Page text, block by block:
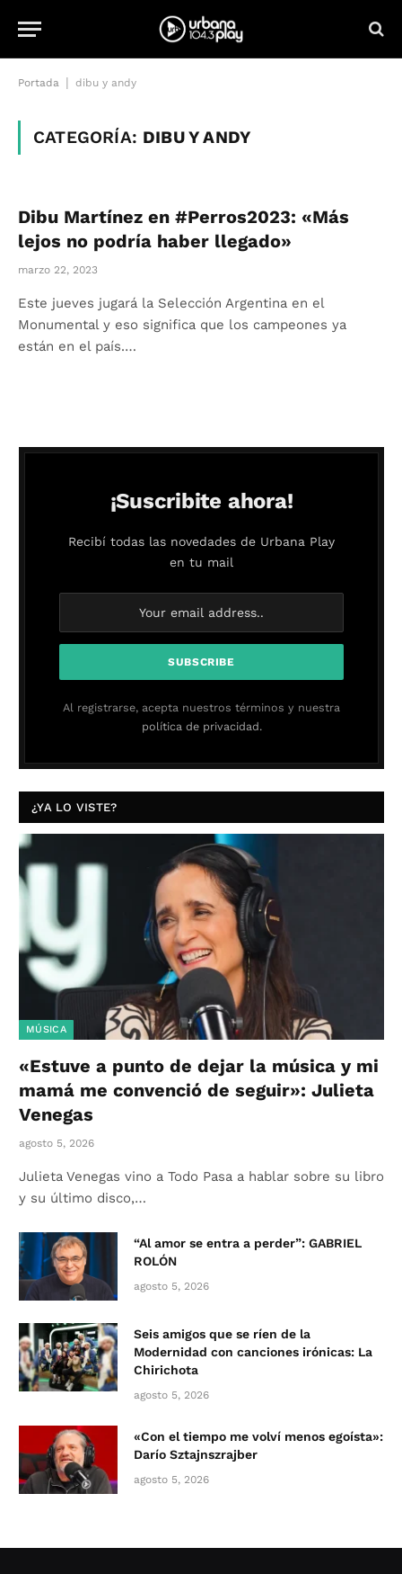
Portada dibu y andy
CATEGORÍA: DIBU Y ANDY
Dibu Martínez en #Perros2023: «Más
lejos no podría haber llegado»
marzo 22, 2023
Este jueves jugará la Selección Argentina en el
Monumental y eso significa que los campeones ya
están en el país.…
¡Suscribite ahora!
Recibí todas las novedades de Urbana Play
en tu mail
Al registrarse, acepta nuestros términos y nuestra
política de privacidad.
¿YA LO VISTE?
MÚSICA
«Estuve a punto de dejar la música y mi
mamá me convenció de seguir»: Julieta
Venegas
agosto 5, 2026
Julieta Venegas vino a Todo Pasa a hablar sobre su libro
y su último disco,…
“Al amor se entra a perder”: GABRIEL
ROLÓN
agosto 5, 2026
Seis amigos que se ríen de la
Modernidad con canciones irónicas: La
Chirichota
agosto 5, 2026
«Con el tiempo me volví menos egoísta»:
Darío Sztajnszrajber
agosto 5, 2026